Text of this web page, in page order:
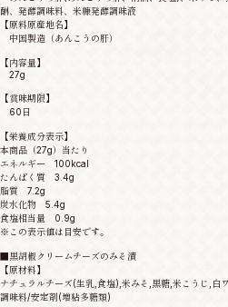
醂、発酵調味料、米糠発酵調味液
【原料原産地名】
中国製造（あんこうの肝）
【内容量】
27g
【賞味期限】
60日
【栄養成分表示】
本商品（27g）当たり
エネルギー 100kcal
たんぱく質 3.4g
脂質 7.2g
炭水化物 5.4g
食塩相当量 0.9g
※この表示値は目安です。
■黒胡椒クリームチーズのみそ漬
【原材料】
ナチュラルチーズ(生乳,食塩),米みそ,黒糖,米こうじ,白
調味料/安定剤(増粘多糖類)